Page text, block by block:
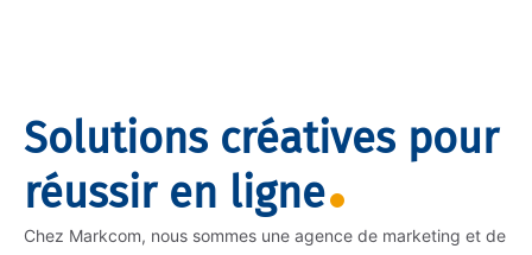
Solutions créatives pour
réussir en ligne
Chez Markcom, nous sommes une agence de marketing et de